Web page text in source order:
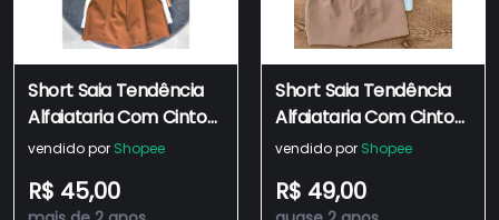
Short Saia Tendência
Alfaiataria Com Cinto
De Couro
vendido por Shopee
R$ 45,00
Short Saia Tendência
Alfaiataria Com Cinto
De Couro
vendido por Shopee
R$ 49,00